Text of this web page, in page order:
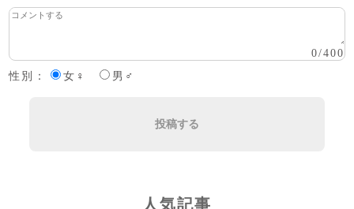
0/400
性別：
女♀ 男♂
投稿する
人気記事